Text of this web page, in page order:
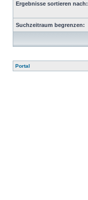
Ergebnisse sortieren nach:
Suchzeitraum begrenzen:
Portal